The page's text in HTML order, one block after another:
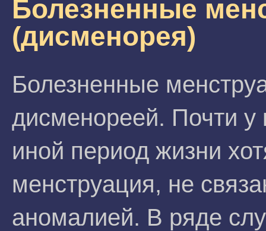
Болезненные
(дисменорея)
Болезненные
дисменореей. Почти
иной период жизни
менструация, не
аномалией. В ряде